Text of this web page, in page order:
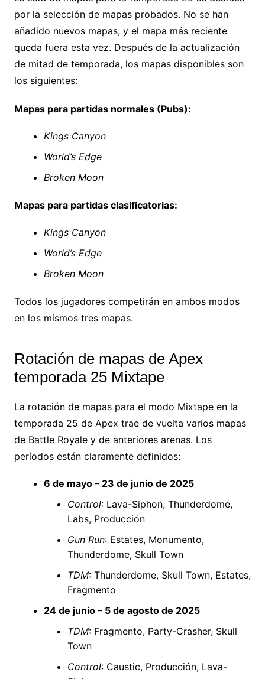
por la selección de mapas probados. No se han
añadido nuevos mapas, y el mapa más reciente
queda fuera esta vez. Después de la actualización
de mitad de temporada, los mapas disponibles son
los siguientes:
Mapas para partidas normales (Pubs):
Kings Canyon
World’s Edge
Broken Moon
Mapas para partidas clasificatorias:
Kings Canyon
World’s Edge
Broken Moon
Todos los jugadores competirán en ambos modos
en los mismos tres mapas.
Rotación de mapas de Apex
temporada 25 Mixtape
La rotación de mapas para el modo Mixtape en la
temporada 25 de Apex trae de vuelta varios mapas
de Battle Royale y de anteriores arenas. Los
períodos están claramente definidos:
6 de mayo – 23 de junio de 2025
Control: Lava-Siphon, Thunderdome,
Labs, Producción
Gun Run: Estates, Monumento,
Thunderdome, Skull Town
TDM: Thunderdome, Skull Town, Estates,
Fragmento
24 de junio – 5 de agosto de 2025
TDM: Fragmento, Party-Crasher, Skull
Town
Control: Caustic, Producción, Lava-